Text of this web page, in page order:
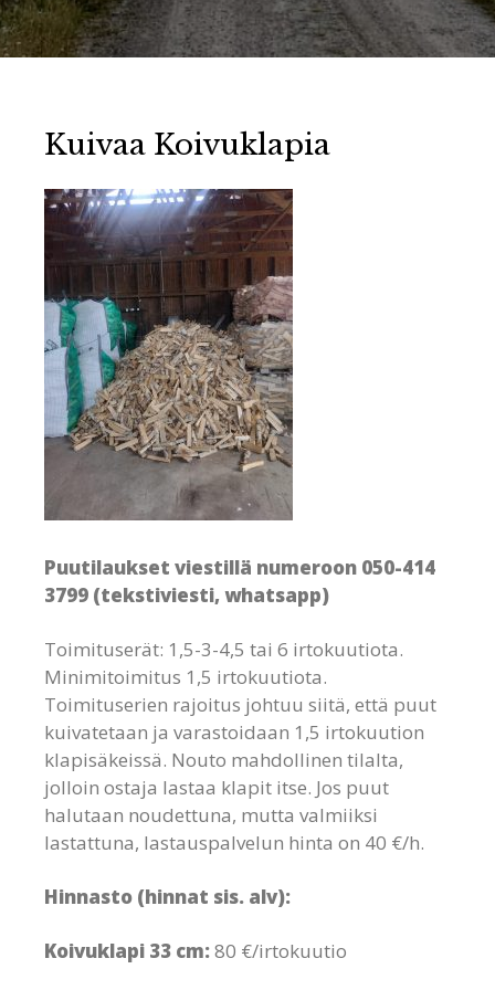
Kuivaa Koivuklapia
Puutilaukset viestillä numeroon 050-414
3799 (tekstiviesti, whatsapp)
Toimituserät: 1,5-3-4,5 tai 6 irtokuutiota.
Minimitoimitus 1,5 irtokuutiota.
Toimituserien rajoitus johtuu siitä, että puut
kuivatetaan ja varastoidaan 1,5 irtokuution
klapisäkeissä. Nouto mahdollinen tilalta,
jolloin ostaja lastaa klapit itse. Jos puut
halutaan noudettuna, mutta valmiiksi
lastattuna, lastauspalvelun hinta on 40 €/h.
Hinnasto (hinnat sis. alv):
Koivuklapi 33 cm:80 €/irtokuutio